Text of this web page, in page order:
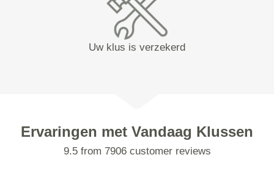
Uw klus is verzekerd
Ervaringen met Vandaag Klussen
9.5 from 7906 customer reviews